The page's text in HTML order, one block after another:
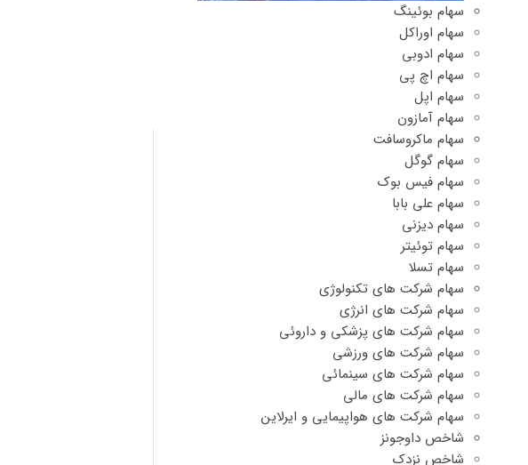
سهام بوئینگ
سهام اوراکل
سهام ادوبی
سهام اچ پی
سهام اپل
سهام آمازون
سهام ماکروسافت
سهام گوگل
سهام فیس بوک
سهام علی بابا
سهام دیزنی
سهام توئیتر
سهام تسلا
سهام شرکت های تکنولوژی
سهام شرکت های انرژی
سهام شرکت های پزشکی و داروئی
سهام شرکت های ورزشی
سهام شرکت های سینمائی
سهام شرکت های مالی
سهام شرکت های هواپیمایی و ایرلاین
شاخص داوجونز
شاخص نزدک